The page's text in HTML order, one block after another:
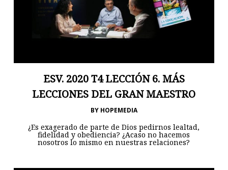
ESV. 2020 T4 LECCIÓN 6. MÁS
LECCIONES DEL GRAN MAESTRO
BY HOPEMEDIA
¿Es exagerado de parte de Dios pedirnos lealtad,
fidelidad y obediencia? ¿Acaso no hacemos
nosotros lo mismo en nuestras relaciones?